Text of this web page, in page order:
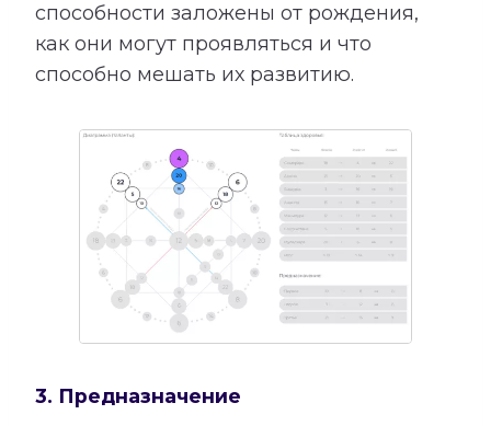
способности заложены от рождения,
как они могут проявляться и что
способно мешать их развитию.
3. Предназначение